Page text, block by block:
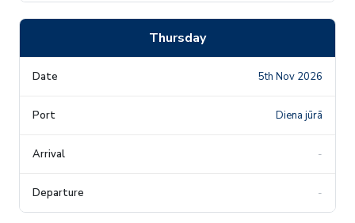
Thursday
5th Nov 2026
Diena jūrā
-
-